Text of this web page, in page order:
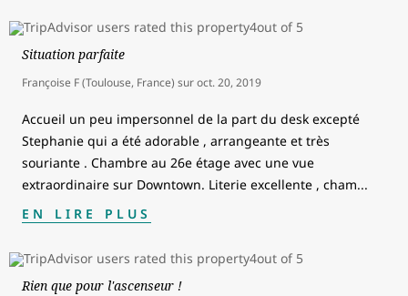
Situation parfaite
Françoise F (Toulouse, France) suroct. 20, 2019
Accueil un peu impersonnel de la part du desk excepté
Stephanie qui a été adorable , arrangeante et très
souriante . Chambre au 26e étage avec une vue
extraordinaire sur Downtown. Literie excellente , cham...
EN LIRE PLUS
Rien que pour l'ascenseur !